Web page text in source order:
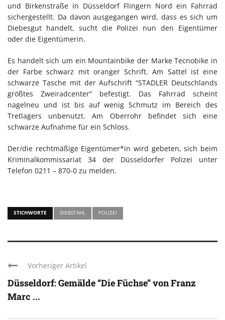
und Birkenstraße in Düsseldorf Flingern Nord ein Fahrrad
sichergestellt. Da davon ausgegangen wird, dass es sich um
Diebesgut handelt, sucht die Polizei nun den Eigentümer
oder die Eigentümerin.
Es handelt sich um ein Mountainbike der Marke Tecnobike in
der Farbe schwarz mit oranger Schrift. Am Sattel ist eine
schwarze Tasche mit der Aufschrift “STADLER Deutschlands
größtes Zweiradcenter” befestigt. Das Fahrrad scheint
nagelneu und ist bis auf wenig Schmutz im Bereich des
Tretlagers unbenutzt. Am Oberrohr befindet sich eine
schwarze Aufnahme für ein Schloss.
Der/die rechtmäßige Eigentümer*in wird gebeten, sich beim
Kriminalkommissariat 34 der Düsseldorfer Polizei unter
Telefon 0211 – 870-0 zu melden.
STICHWORTE DIEBSTAHL POLIZEI
Vorheriger Artikel
Düsseldorf: Gemälde “Die Füchse” von Franz
Marc ...